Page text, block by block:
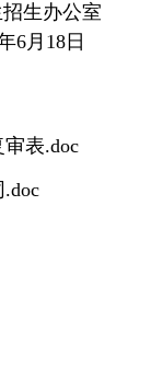
生办公室
6月18日
表.doc